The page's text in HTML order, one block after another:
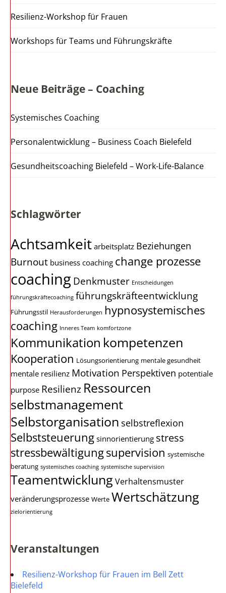
Resilienz-Workshop für Frauen
Workshops für Teams und Führungskräfte
Neue Beiträge – Coaching
Systemisches Coaching
Personalentwicklung – Business Coach Bielefeld
Gesundheitscoaching Bielefeld – Work-Life-Balance
Schlagwörter
Achtsamkeit arbeitsplatz Beziehungen
Burnout business coaching change prozesse
coachingDenkmuster Entscheidungen
führungskräftecoaching führungskräfteentwicklung
Führungsstil Herausforderungen hypnosystemisches
coaching Inneres Team komfortzone
Kommunikation kompetenzen
Kooperation Lösungsorientierung mentale gesundheit
mentale resilienz Motivation Perspektiven potentiale
purpose Resilienz Ressourcen
selbstmanagement
Selbstorganisation selbstreflexion
Selbststeuerung sinnorientierung stress
stressbewältigungsupervision systemische
beratung systemisches coaching systemische supervision
Teamentwicklung Verhaltensmuster
veränderungsprozesse Werte Wertschätzung
zielorientierung
Veranstaltungen
Resilienz-Workshop für Frauen im Bell Zett
Bielefeld